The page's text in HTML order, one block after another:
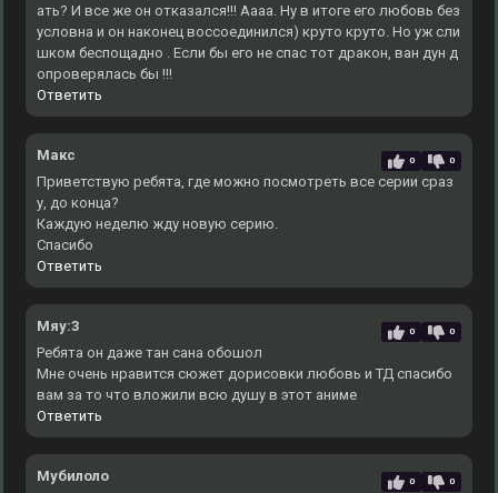
ать? И все же он отказался!!! Аааа. Ну в итоге его любовь без
условна и он наконец воссоединился) круто круто. Но уж сли
шком беспощадно . Если бы его не спас тот дракон, ван дун д
опроверялась бы !!!
Ответить
Макс 0 0
Приветствую ребята, где можно посмотреть все серии сраз
у, до конца?
Каждую неделю жду новую серию.
Спасибо
Ответить
Мяу:3 0 0
Ребята он даже тан сана обошол
Мне очень нравится сюжет дорисовки любовь и ТД спасибо
вам за то что вложили всю душу в этот аниме
Ответить
Мубилоло 0 0